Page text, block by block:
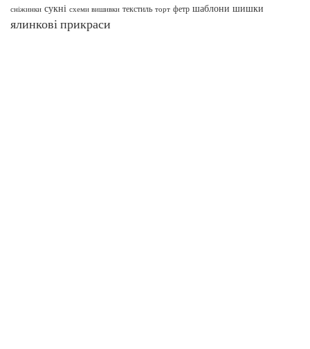
сніжинки сукні схеми вишивки текстиль торт фетр шаблони шишки
ялинкові прикраси